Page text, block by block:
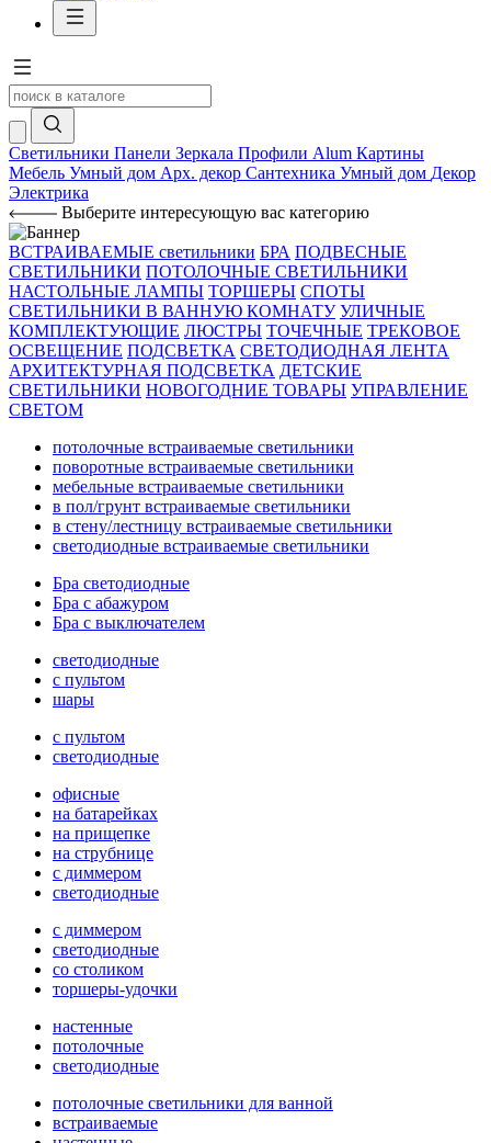
Светильники Панели Зеркала Профили Alum Картины
Мебель Умный дом Арх. декор Сантехника Умный дом Декор
Электрика
Выберите интересующую вас категорию
ВСТРАИВАЕМЫЕ светильники БРА ПОДВЕСНЫЕ
СВЕТИЛЬНИКИ ПОТОЛОЧНЫЕ СВЕТИЛЬНИКИ
НАСТОЛЬНЫЕ ЛАМПЫ ТОРШЕРЫ СПОТЫ
СВЕТИЛЬНИКИ В ВАННУЮ КОМНАТУ УЛИЧНЫЕ
КОМПЛЕКТУЮЩИЕ ЛЮСТРЫ ТОЧЕЧНЫЕ ТРЕКОВОЕ
ОСВЕЩЕНИЕ ПОДСВЕТКА СВЕТОДИОДНАЯ ЛЕНТА
АРХИТЕКТУРНАЯ ПОДСВЕТКА ДЕТСКИЕ
СВЕТИЛЬНИКИ НОВОГОДНИЕ ТОВАРЫ УПРАВЛЕНИЕ
СВЕТОМ
потолочные встраиваемые светильники
поворотные встраиваемые светильники
мебельные встраиваемые светильники
в пол/грунт встраиваемые светильники
в стену/лестницу встраиваемые светильники
светодиодные встраиваемые светильники
Бра светодиодные
Бра с абажуром
Бра с выключателем
светодиодные
с пультом
шары
с пультом
светодиодные
офисные
на батарейках
на прищепке
на струбнице
с диммером
светодиодные
с диммером
светодиодные
со столиком
торшеры-удочки
настенные
потолочные
светодиодные
потолочные светильники для ванной
встраиваемые